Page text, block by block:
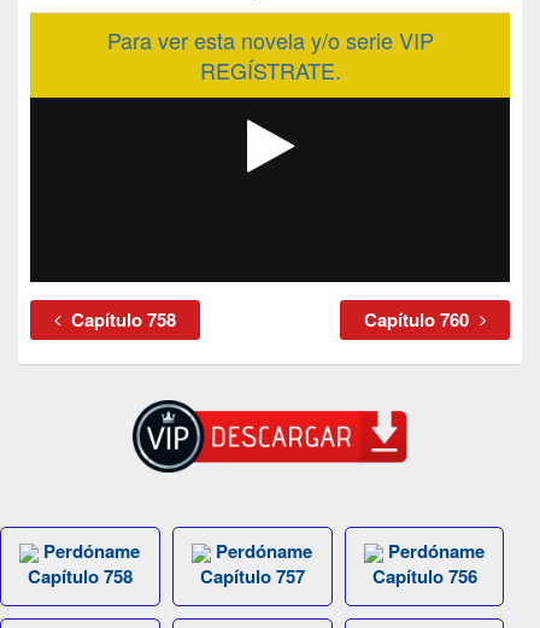
Para ver esta novela y/o serie VIP
REGÍSTRATE.
Capítulo 758 Capítulo 760
Perdóname
Capítulo 758
Perdóname
Capítulo 757
Perdóname
Capítulo 756